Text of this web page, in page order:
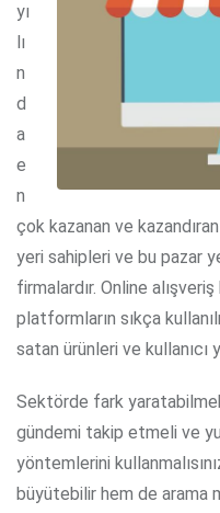
yı
lı
n
d
a
e
n
çok kazanan ve
yeri sahipleri ve bu pazar
firmalardır. Online
platformların sıkça
satan ürünleri ve kullanıcı
Sektörde fark
gündemi takip etmeli ve
yöntemlerini
büyütebilir hem de arama